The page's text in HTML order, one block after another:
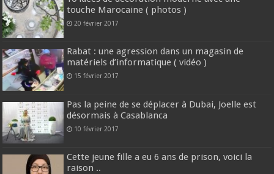
touche Marocaine ( photos )
20 février 2017
Rabat : une agression dans un magasin de
matériels d’informatique ( vidéo )
15 février 2017
Pas la peine de se déplacer à Dubai, Joelle est
désormais à Casablanca
10 février 2017
Cette jeune fille a eu 6 ans de prison, voici la
raison ..